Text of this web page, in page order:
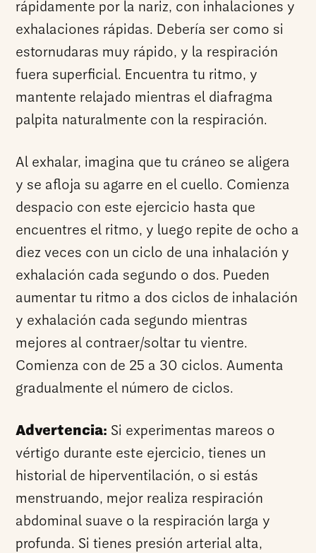
rápidamente por la nariz, con inhalaciones y
exhalaciones rápidas. Debería ser como si
estornudaras muy rápido, y la respiración
fuera superficial. Encuentra tu ritmo, y
mantente relajado mientras el diafragma
palpita naturalmente con la respiración.
Al exhalar, imagina que tu cráneo se aligera
y se afloja su agarre en el cuello. Comienza
despacio con este ejercicio hasta que
encuentres el ritmo, y luego repite de ocho a
diez veces con un ciclo de una inhalación y
exhalación cada segundo o dos. Pueden
aumentar tu ritmo a dos ciclos de inhalación
y exhalación cada segundo mientras
mejores al contraer/soltar tu vientre.
Comienza con de 25 a 30 ciclos. Aumenta
gradualmente el número de ciclos.
Advertencia: Si experimentas mareos o
vértigo durante este ejercicio, tienes un
historial de hiperventilación, o si estás
menstruando, mejor realiza respiración
abdominal suave o la respiración larga y
profunda. Si tienes presión arterial alta,